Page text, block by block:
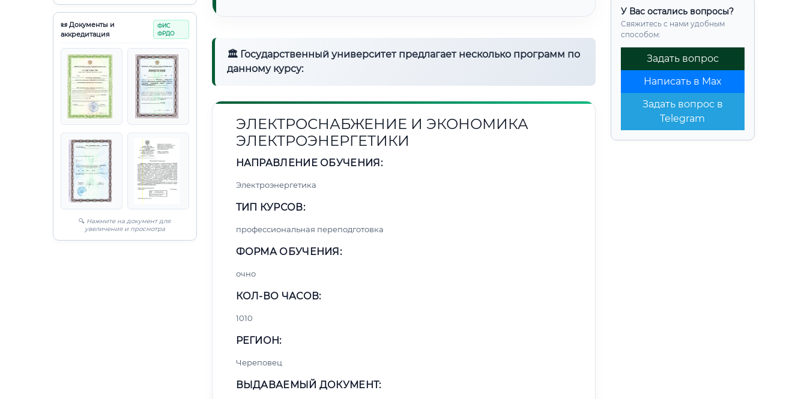
📜 Документы и
аккредитация
ФИС
ФРДО
🔍 Нажмите на документ для
увеличения и просмотра
У Вас остались вопросы?
Свяжитесь с нами удобным
способом:
Задать вопрос
Написать в Max
Задать вопрос в
Telegram
🏛 Государственный университет предлагает несколько программ по
данному курсу:
ЭЛЕКТРОСНАБЖЕНИЕ И ЭКОНОМИКА
ЭЛЕКТРОЭНЕРГЕТИКИ
НАПРАВЛЕНИЕ ОБУЧЕНИЯ:
Электроэнергетика
ТИП КУРСОВ:
профессиональная переподготовка
ФОРМА ОБУЧЕНИЯ:
очно
КОЛ-ВО ЧАСОВ:
1010
РЕГИОН:
Череповец
ВЫДАВАЕМЫЙ ДОКУМЕНТ: